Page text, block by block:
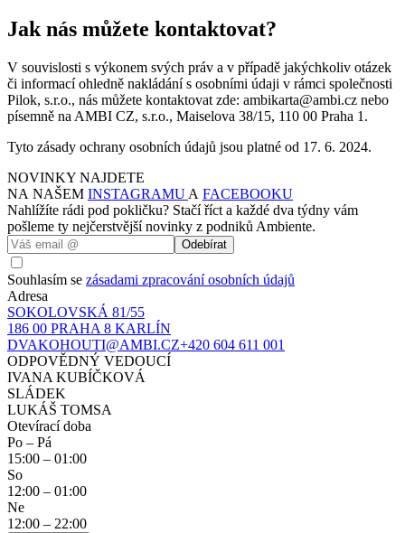
Jak nás můžete kontaktovat?
V souvislosti s výkonem svých práv a v případě jakýchkoliv otázek
či informací ohledně nakládání s osobními údaji v rámci společnosti
Pilok, s.r.o., nás můžete kontaktovat zde: ambikarta@ambi.cz nebo
písemně na AMBI CZ, s.r.o., Maiselova 38/15, 110 00 Praha 1.
Tyto zásady ochrany osobních údajů jsou platné od 17. 6. 2024.
NOVINKY NAJDETE
NA NAŠEM INSTAGRAMU A FACEBOOKU
Nahlížíte rádi pod pokličku? Stačí říct a každé dva týdny vám
pošleme ty nejčerstvější novinky z podniků Ambiente.
Odebírat
Souhlasím se zásadami zpracování osobních údajů
Adresa
SOKOLOVSKÁ 81/55
186 00 PRAHA 8 KARLÍN
DVAKOHOUTI@AMBI.CZ+420 604 611 001
ODPOVĚDNÝ VEDOUCÍ
IVANA KUBÍČKOVÁ
SLÁDEK
LUKÁŠ TOMSA
Otevírací doba
Po – Pá
15:00 – 01:00
So
12:00 – 01:00
Ne
12:00 – 22:00